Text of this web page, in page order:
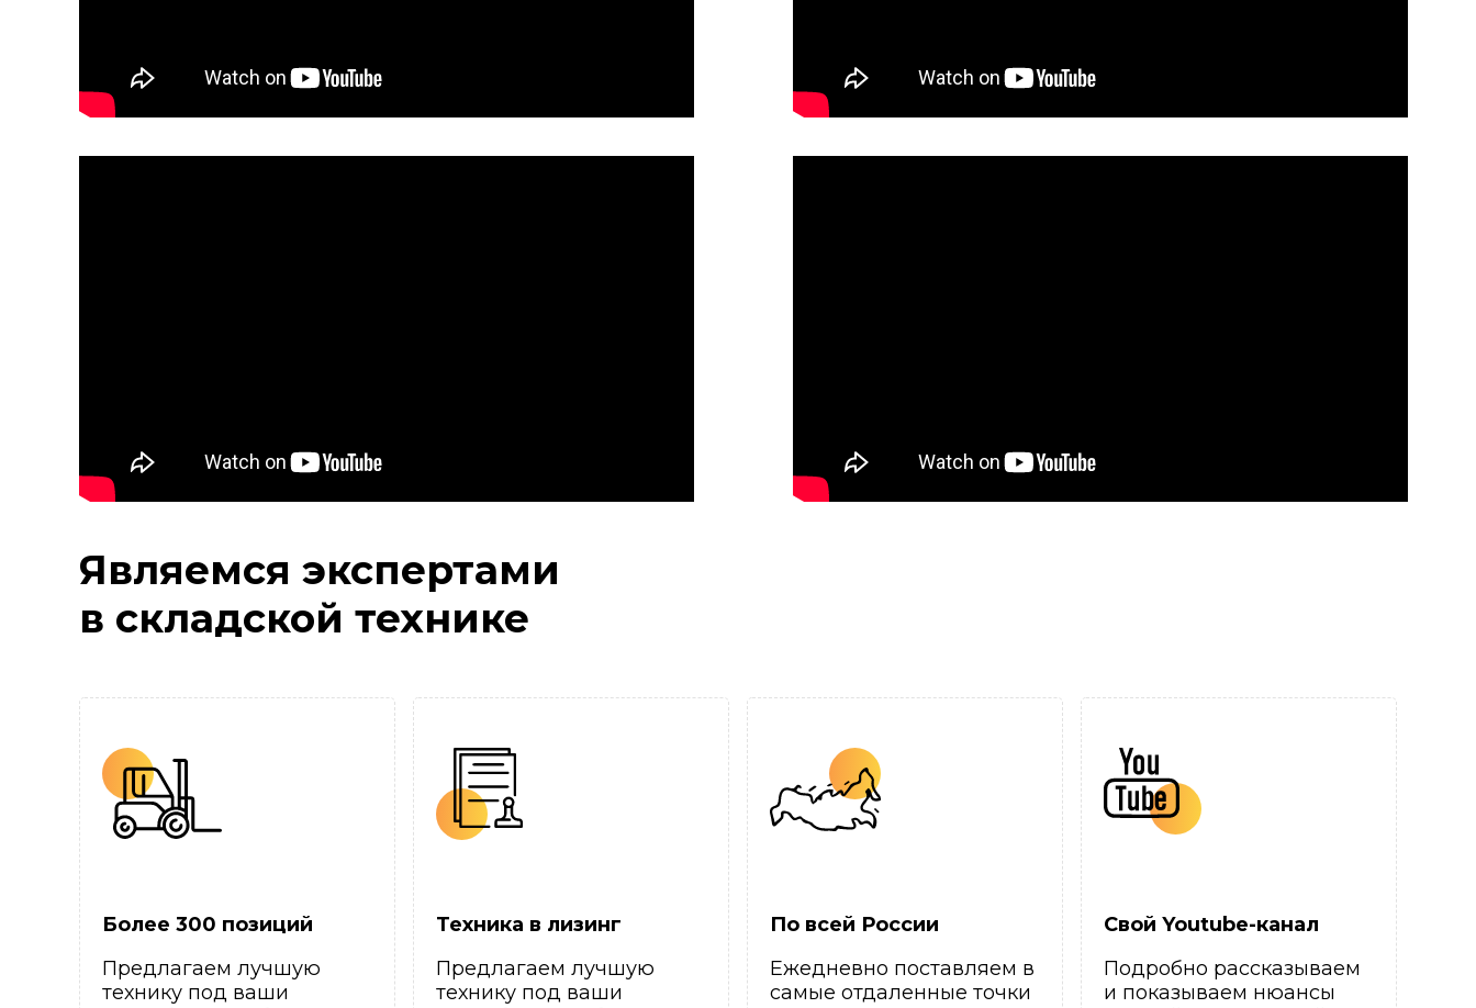
Являемся экспертами
в складской технике
Более 300 позиций
Предлагаем лучшую
технику под ваши
Техника в лизинг
Предлагаем лучшую
технику под ваши
По всей России
Ежедневно поставляем в
самые отдаленные точки
Свой Youtube-канал
Подробно рассказываем
и показываем нюансы